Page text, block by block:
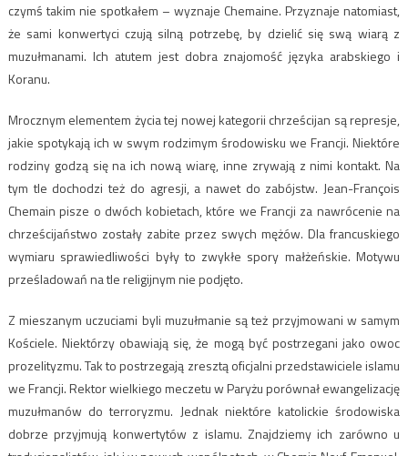
czymś takim nie spotkałem – wyznaje Chemaine. Przyznaje natomiast,
że sami konwertyci czują silną potrzebę, by dzielić się swą wiarą z
muzułmanami. Ich atutem jest dobra znajomość języka arabskiego i
Koranu.
Mrocznym elementem życia tej nowej kategorii chrześcijan są represje,
jakie spotykają ich w swym rodzimym środowisku we Francji. Niektóre
rodziny godzą się na ich nową wiarę, inne zrywają z nimi kontakt. Na
tym tle dochodzi też do agresji, a nawet do zabójstw. Jean-François
Chemain pisze o dwóch kobietach, które we Francji za nawrócenie na
chrześcijaństwo zostały zabite przez swych mężów. Dla francuskiego
wymiaru sprawiedliwości były to zwykłe spory małżeńskie. Motywu
prześladowań na tle religijnym nie podjęto.
Z mieszanym uczuciami byli muzułmanie są też przyjmowani w samym
Kościele. Niektórzy obawiają się, że mogą być postrzegani jako owoc
prozelityzmu. Tak to postrzegają zresztą oficjalni przedstawiciele islamu
we Francji. Rektor wielkiego meczetu w Paryżu porównał ewangelizację
muzułmanów do terroryzmu. Jednak niektóre katolickie środowiska
dobrze przyjmują konwertytów z islamu. Znajdziemy ich zarówno u